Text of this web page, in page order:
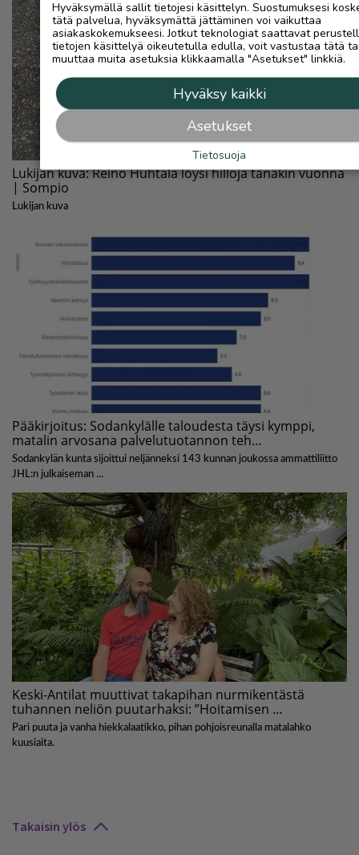
Takaisin ylös
Hyväksymällä sallit tietojesi käsittelyn. Suostumuksesi
tätä palvelua, hyväksymättä jättäminen voi vaikuttaa
asiakaskokemukseesi. Jotkut teknologiat saattavat
tietojen käsittelyä oikeutetulla edulla, voit vastustaa tätä
muuttaa muita asetuksia klikkaamalla "Asetukset" linkkiä.
Hyväksy kaikki
Asetukset
Tietosuoja